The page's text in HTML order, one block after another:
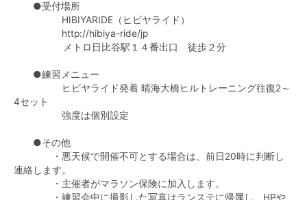
●受付場所
HIBIYARIDE（ヒビヤライド）
http://hibiya-ride/jp
メトロ日比谷駅１４番出口 徒歩２分
●練習メニュー
ヒビヤライド発着 晴海大橋ヒルトレーニング往復2～
4セット
強度は個別設定
●その他
・悪天候で開催不可とする場合は、前日20時に判断し
連絡します。
・主催者がマラソン保険に加入します。
・練習会中に撮影した写真はランステに帰属し、HPや